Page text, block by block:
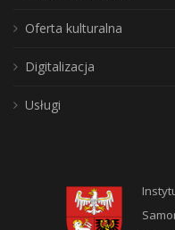
Oferta kulturalna
Digitalizacja
Usługi